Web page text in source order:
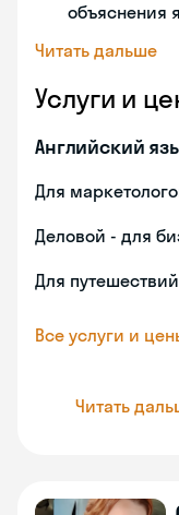
объяснения
Читать дальше
Услуги и
Английский
Для
Деловой - для
Для путешествий
Все услуги и
Читать